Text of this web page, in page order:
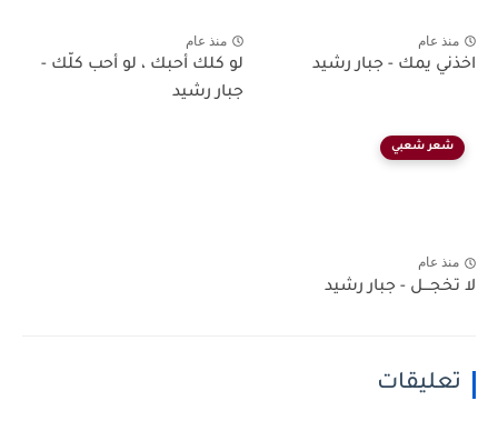
منذ عام
اخذني يمك - جبار رشيد
منذ عام
لو كلك أحبك ، لو أحب كلّك -
جبار رشيد
شعر شعبي
منذ عام
لا تخجـــل - جبار رشيد
تعليقات